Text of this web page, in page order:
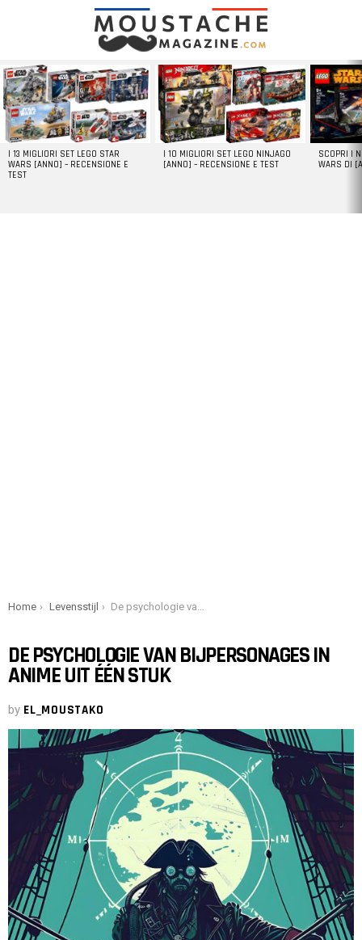
LATEST
STORIES
I 13 MIGLIORI SET LEGO STAR
WARS [ANNO] – RECENSIONE E
TEST
I 10 MIGLIORI SET LEGO NINJAGO
[ANNO] – RECENSIONE E TEST
SCOPRI I
WARS DI
You are here:
Home Levensstijl De psychologie van bijpersonages in anime uit één stuk
DE PSYCHOLOGIE VAN BIJPERSONAGES IN
ANIME UIT ÉÉN STUK
by EL_MOUSTAKO